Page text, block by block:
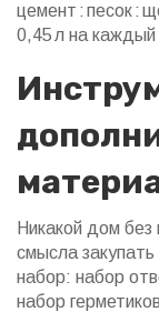
цемент : песок :
0,45 л на каждый
Никакой дом
смысла
набор: набор
набор